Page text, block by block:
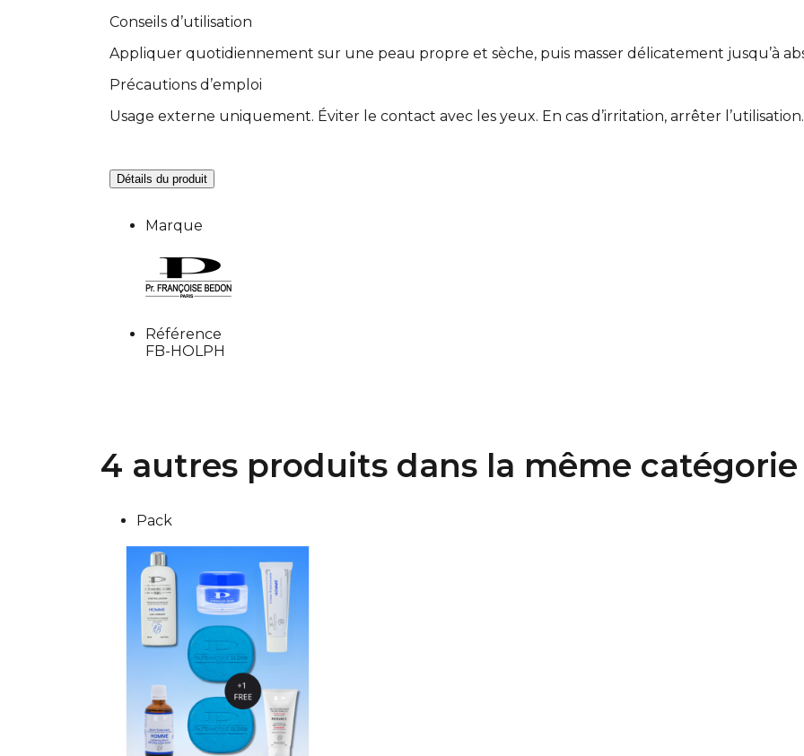
Conseils d’utilisation
Appliquer quotidiennement sur une peau propre et sèche, puis masser délicatement jusqu’à
Précautions d’emploi
Usage externe uniquement. Éviter le contact avec les yeux. En cas d’irritation, arrêter
Détails du produit
Marque
Référence
FB-HOLPH
4 autres produits dans la même catégorie
Pack